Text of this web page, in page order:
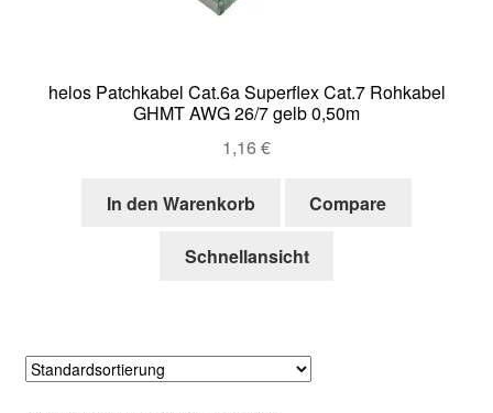
helos Patchkabel Cat.6a Superflex Cat.7 Rohkabel
GHMT AWG 26/7 gelb 0,50m
1,16 €
In den Warenkorb Compare
Schnellansicht